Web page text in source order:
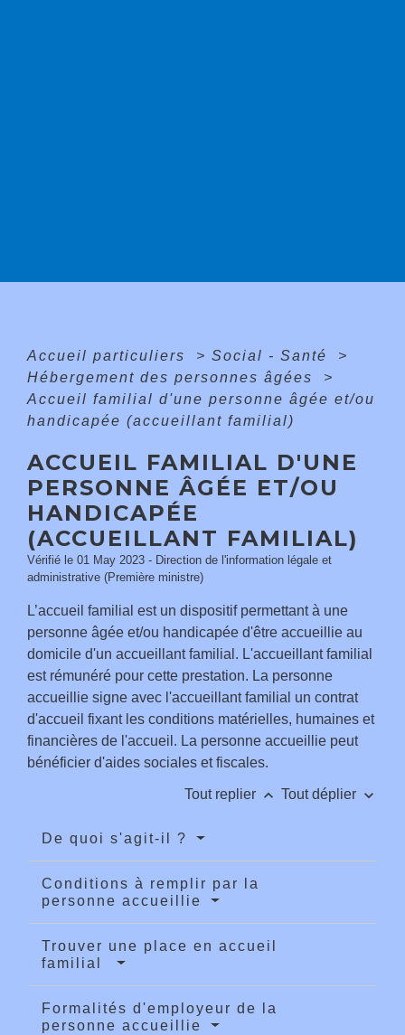
Accueil particuliers > Social - Santé
>
Hébergement des personnes âgées
>
Accueil familial d'une personne âgée et/ou
handicapée (accueillant familial)
ACCUEIL FAMILIAL D'UNE
PERSONNE ÂGÉE ET/OU
HANDICAPÉE
(ACCUEILLANT FAMILIAL)
Vérifié le 01 May 2023 - Direction de l'information légale et
administrative (Première ministre)
L’accueil familial est un dispositif permettant à une
personne âgée et/ou handicapée d'être accueillie au
domicile d'un accueillant familial. L'accueillant familial
est rémunéré pour cette prestation. La personne
accueillie signe avec l'accueillant familial un contrat
d'accueil fixant les conditions matérielles, humaines et
financières de l'accueil. La personne accueillie peut
bénéficier d'aides sociales et fiscales.
Tout replier keyboard_arrow_up Tout déplier keyboard_arrow_down
De quoi s'agit-il ?
Conditions à remplir par la
personne accueillie
Trouver une place en accueil
familial
Formalités d'employeur de la
personne accueillie